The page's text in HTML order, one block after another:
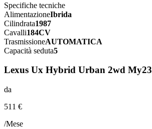
Specifiche tecniche
AlimentazioneIbrida
Cilindrata1987
Cavalli184CV
TrasmissioneAUTOMATICA
Capacità seduta5
Lexus Ux Hybrid Urban 2wd My23
da
511 €
/Mese